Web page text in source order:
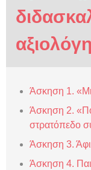
Άσκηση 1.
Άσκηση 2.
στρατόπεδο
Άσκηση 3.
Άσκηση 4.